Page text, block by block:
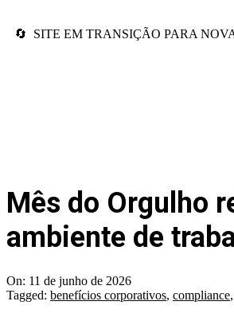
🔄 SITE EM TRANSIÇÃO PARA
Mês do Orgulho
ambiente de
On: 11 de junho de 2026
Tagged: benefícios corporativos, compliance,